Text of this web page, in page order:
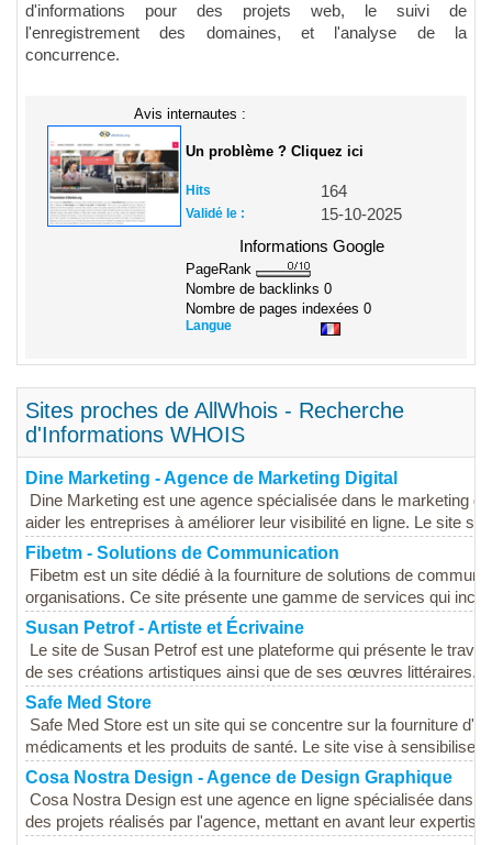
d'informations pour des projets web, le suivi de
l'enregistrement des domaines, et l'analyse de la
concurrence.
Avis internautes :
Un problème ? Cliquez ici
Hits 164
Validé le :
15-10-2025
Informations Google
PageRank
Nombre de backlinks 0
Nombre de pages indexées 0
Langue
Sites proches de AllWhois - Recherche
d'Informations WHOIS
Dine Marketing - Agence de Marketing Digital
Dine Marketing est une agence spécialisée dans le marketing
aider les entreprises à améliorer leur visibilité en ligne. Le site
Fibetm - Solutions de Communication
Fibetm est un site dédié à la fourniture de solutions de
organisations. Ce site présente une gamme de services qui
Susan Petrof - Artiste et Écrivaine
Le site de Susan Petrof est une plateforme qui présente le
de ses créations artistiques ainsi que de ses œuvres littéraires.
Safe Med Store
Safe Med Store est un site qui se concentre sur la fourniture
médicaments et les produits de santé. Le site vise à sensibiliser
Cosa Nostra Design - Agence de Design Graphique
Cosa Nostra Design est une agence en ligne spécialisée dans
des projets réalisés par l'agence, mettant en avant leur expertise